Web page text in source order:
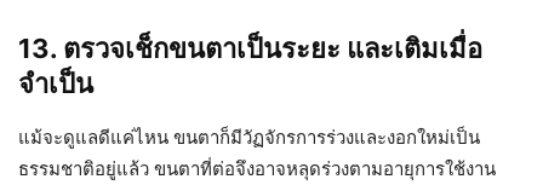
13. ตรวจเช็กขนตาเป็นระยะ และเติมเมื่อ
จำเป็น
แม้จะดูแลดีแค่ไหน ขนตาก็มีวัฏจักรการร่วงและงอกใหม่เป็น
ธรรมชาติอยู่แล้ว ขนตาที่ต่อจึงอาจหลุดร่วงตามอายุการใช้งาน